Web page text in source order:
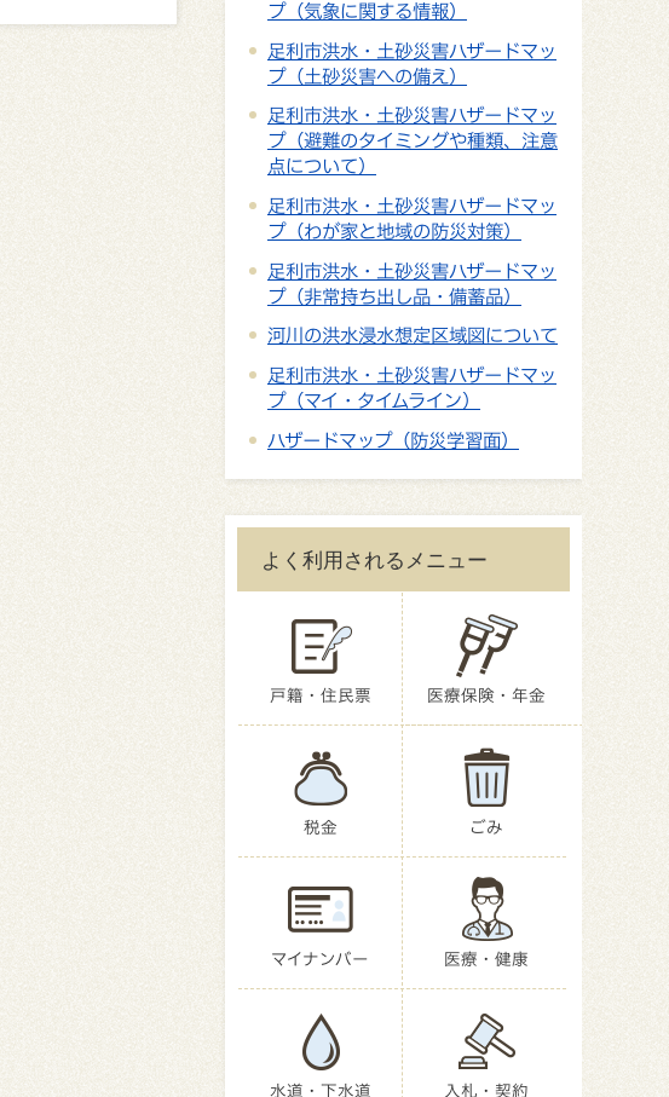
プ（気象に関する情報）
足利市洪水・土砂災害ハザードマッ
プ（土砂災害への備え）
足利市洪水・土砂災害ハザードマッ
プ（避難のタイミングや種類、注意
点について）
足利市洪水・土砂災害ハザードマッ
プ（わが家と地域の防災対策）
足利市洪水・土砂災害ハザードマッ
プ（非常持ち出し品・備蓄品）
河川の洪水浸水想定区域図について
足利市洪水・土砂災害ハザードマッ
プ（マイ・タイムライン）
ハザードマップ（防災学習面）
よく利用されるメニュー
戸籍・住民票 医療保険・年金
税金 ごみ
マイナンバー 医療・健康
水道・下水道 入札・契約